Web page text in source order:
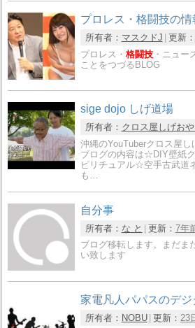
プロレス・格闘技の
所有者： マスクドJ 更新：
プロレス・格闘技 ・ニュー
ことをつづるBLOG
sige dojo しげ道場
所有者： クロス屋しげおや
沖縄のYouTuberクロス屋
ブログの内容は☆DIY壁紙
ピリチュアル☆空手古武道
も…
自分事
所有者： な と 更新： 7年
ブログ移転します。まだま
い致します
家電凡人パパスのデ
所有者： NOBU 更新： 23